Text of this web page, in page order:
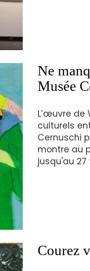
Ne
Musée
L’œuvre
culturels
Cernuschi
montre au
jusqu'au 27
Courez